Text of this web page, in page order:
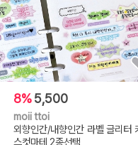
8% 5,500
moii ttoi
외향인간/내향인간 라벨 글리터
스컷마테 2종선택